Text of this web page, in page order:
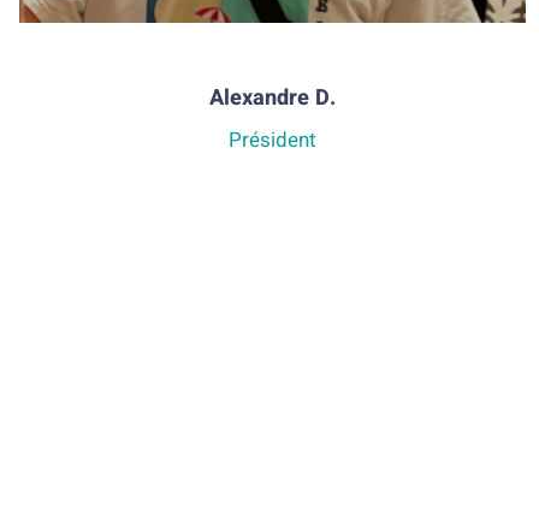
Alexandre D.
Président